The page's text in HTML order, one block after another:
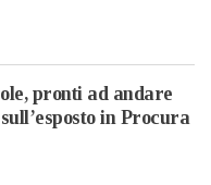
pronti ad andare
in Procura